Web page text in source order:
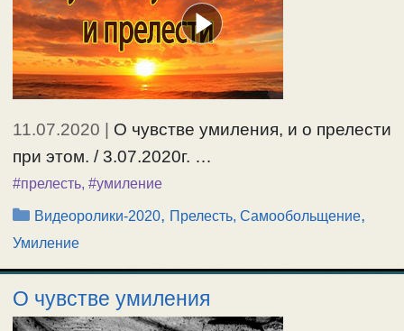
11.07.2020
О чувстве умиления, и о прелести
при этом. / 3.07.2020г. …
#прелесть, #умиление
Рубрики
Видеоролики-2020, Прелесть, Самообольщение,
Умиление
О чувстве умиления